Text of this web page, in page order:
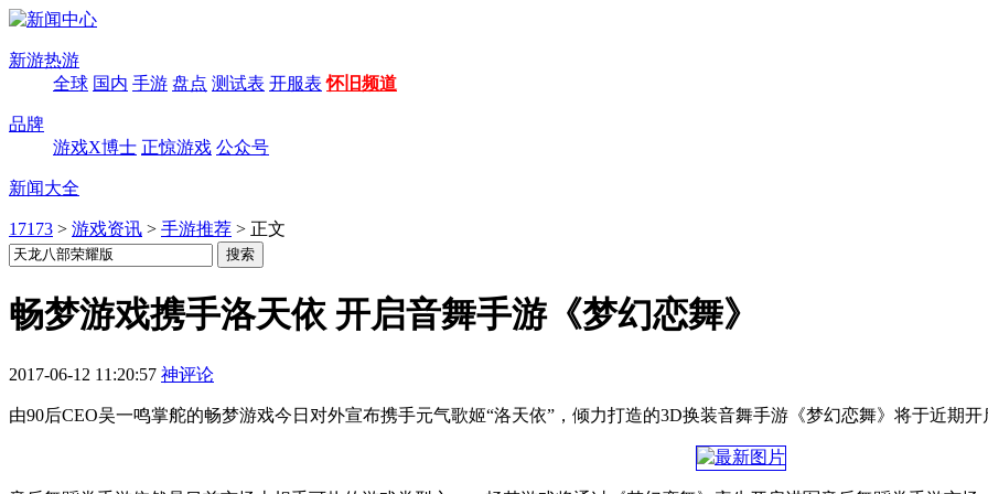
新游热游
全球 国内 手游 盘点 测试表 开服表 怀旧频道
品牌
游戏X博士 正惊游戏 公众号
新闻大全
17173 > 游戏资讯 > 手游推荐 > 正文
畅梦游戏携手洛天依 开启音舞手游《梦幻恋舞》
2017-06-12 11:20:57 神评论
由90后CEO吴一鸣掌舵的畅梦游戏今日对外宣布携手元气歌姬“洛天依”，倾力打造的3D换装音舞手游《梦幻恋舞》将于近期开